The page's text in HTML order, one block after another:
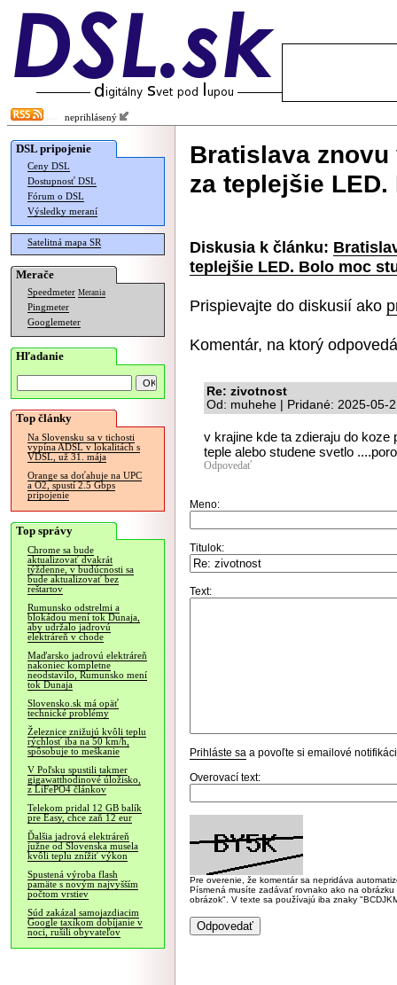
neprihlásený
DSL pripojenie
Ceny DSL
Dostupnosť DSL
Fórum o DSL
Výsledky meraní
Satelitná mapa SR
Merače
Speedmeter Merania
Pingmeter
Googlemeter
Hľadanie
Top články
Na Slovensku sa v tichosti
vypína ADSL v lokalitách s
VDSL, už 31. mája
Orange sa doťahuje na UPC
a O2, spustí 2.5 Gbps
pripojenie
Top správy
Chrome sa bude
aktualizovať dvakrát
týždenne, v budúcnosti sa
bude aktualizovať bez
reštartov
Rumunsko odstrelmi a
blokádou mení tok Dunaja,
aby udržalo jadrovú
elektráreň v chode
Maďarsko jadrovú elektráreň
nakoniec kompletne
neodstavilo, Rumunsko mení
tok Dunaja
Slovensko.sk má opäť
technické problémy
Železnice znižujú kvôli teplu
rýchlosť iba na 50 km/h,
spôsobuje to meškanie
V Poľsku spustili takmer
gigawatthodinové úložisko,
z LiFePO4 článkov
Telekom pridal 12 GB balík
pre Easy, chce zaň 12 eur
Ďalšia jadrová elektráreň
južne od Slovenska musela
kvôli teplu znížiť výkon
Spustená výroba flash
pamäte s novým najvyšším
počtom vrstiev
Súd zakázal samojazdiacim
Google taxíkom dobíjanie v
noci, rušili obyvateľov
Bratislava
za teplejšie
Diskusia k článku:
teplejšie LED. Bolo moc
Prispievajte do diskusií ako
Komentár, na ktorý
Re: zivotnost
Od: muhehe | Pridané: 2025-05-
v krajine kde ta zdieraju do
teple alebo studene svetlo
Odpovedať
Meno:
Titulok:
Text:
Prihláste sa a povoľte si emailové
Overovací text:
Pre overenie, že komentár sa nepridáva
Písmená musíte zadávať rovnako ako na
obrázok". V texte sa používajú iba znaky